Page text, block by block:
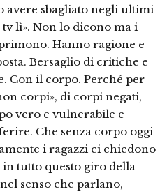
avere sbagliato negli ultimi
lì». Non lo dicono ma i
Hanno ragione e
Bersaglio di critiche e
Con il corpo. Perché per
corpi», di corpi negati,
vero e vulnerabile e
Che senza corpo oggi
i ragazzi ci chiedono
in tutto questo giro della
senso che parlano,